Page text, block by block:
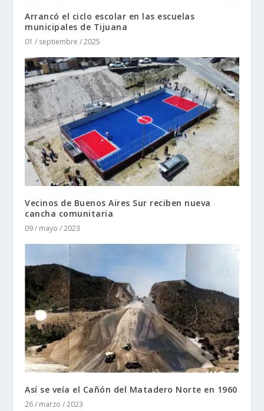
Arrancó el ciclo escolar en las escuelas
municipales de Tijuana
01 / septiembre / 2025
Vecinos de Buenos Aires Sur reciben nueva
cancha comunitaria
09 / mayo / 2023
Así se veía el Cañón del Matadero Norte en 1960
26 / marzo / 2023